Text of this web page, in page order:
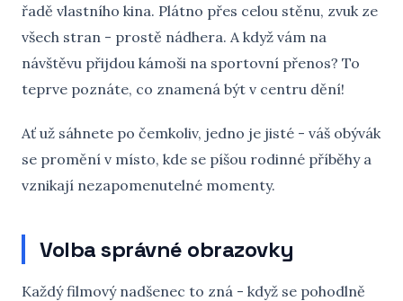
řadě vlastního kina. Plátno přes celou stěnu, zvuk ze
všech stran - prostě nádhera. A když vám na
návštěvu přijdou kámoši na sportovní přenos? To
teprve poznáte, co znamená být v centru dění!
Ať už sáhnete po čemkoliv, jedno je jisté - váš obývák
se promění v místo, kde se píšou rodinné příběhy a
vznikají nezapomenutelné momenty.
Volba správné obrazovky
Každý filmový nadšenec to zná - když se pohodlně